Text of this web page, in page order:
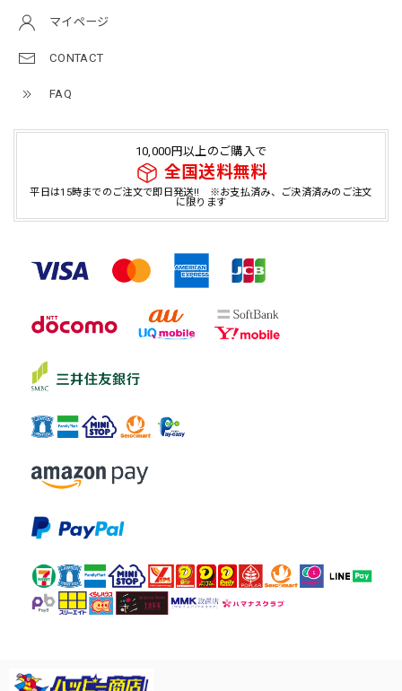
マイページ
CONTACT
FAQ
10,000円以上のご購入で
全国送料無料
平日は15時までのご注文で即日発送!! ※お支払済み、ご決済済みのご注文
に限ります